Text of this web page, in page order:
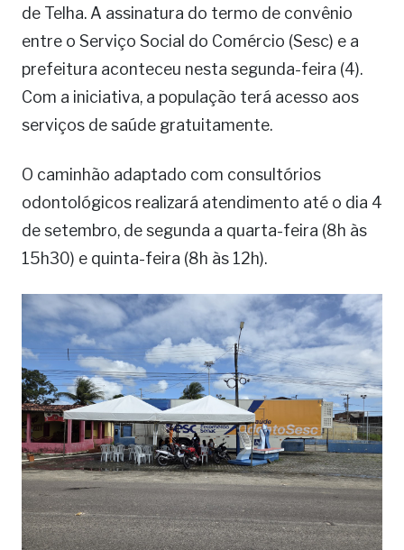
de Telha. A assinatura do termo de convênio
entre o Serviço Social do Comércio (Sesc) e a
prefeitura aconteceu nesta segunda-feira (4).
Com a iniciativa, a população terá acesso aos
serviços de saúde gratuitamente.
O caminhão adaptado com consultórios
odontológicos realizará atendimento até o dia 4
de setembro, de segunda a quarta-feira (8h às
15h30) e quinta-feira (8h às 12h).